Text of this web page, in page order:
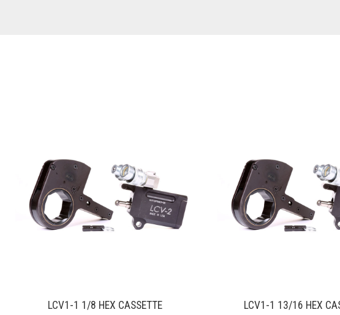
LCV1-1 1/8 HEX CASSETTE LCV1-1 13/16 HEX